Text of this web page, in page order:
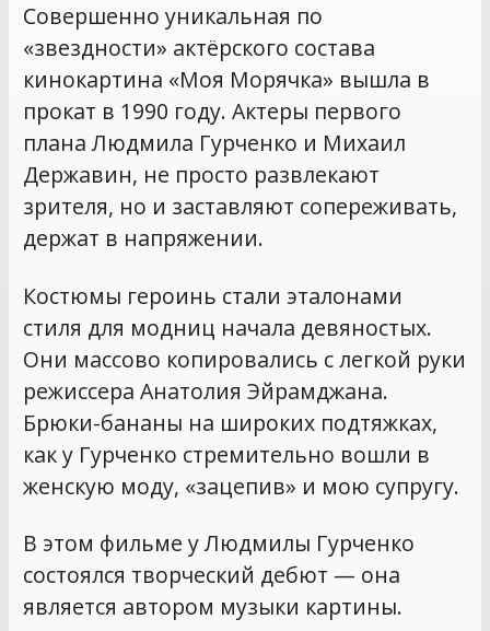
Совершенно уникальная по
«звездности» актёрского состава
кинокартина «Моя Морячка» вышла в
прокат в 1990 году. Актеры первого
плана Людмила Гурченко и Михаил
Державин, не просто развлекают
зрителя, но и заставляют сопереживать,
держат в напряжении.
Костюмы героинь стали эталонами
стиля для модниц начала девяностых.
Они массово копировались с легкой руки
режиссера Анатолия Эйрамджана.
Брюки-бананы на широких подтяжках,
как у Гурченко стремительно вошли в
женскую моду, «зацепив» и мою супругу.
В этом фильме у Людмилы Гурченко
состоялся творческий дебют — она
является автором музыки картины.